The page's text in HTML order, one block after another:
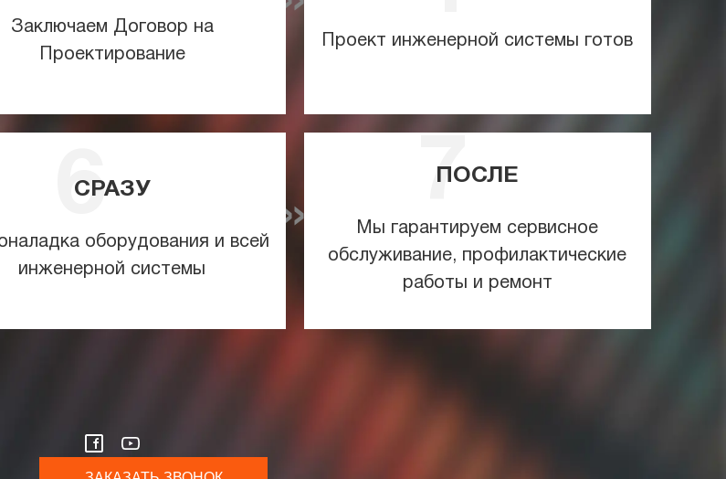
Заключаем Договор на
Проектирование
Проект инженерной системы готов
СРАЗУ
оборудования и всей
инженерной системы
ПОСЛЕ
Мы гарантируем сервисное
обслуживание, профилактические
работы и ремонт